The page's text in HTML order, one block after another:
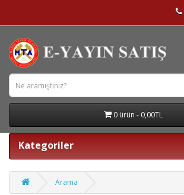
0 ürün - 0,00TL
Kategoriler
Arama